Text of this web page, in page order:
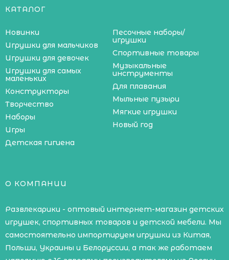
КАТАЛОГ
Новинки
Игрушки для мальчиков
Игрушки для девочек
Игрушки для самых
маленьких
Конструкторы
Творчество
Наборы
Игры
Детская гигиена
Песочные наборы/
игрушки
Спортивные товары
Музыкальные
инструменты
Для плавания
Мыльные пузыри
Мягкие игрушки
Новый год
О КОМПАНИИ
Развлекарики - оптовый интернет-магазин детских
игрушек, спортивных товаров и детской мебели. Мы
самостоятельно импортируем игрушки из Китая,
Польши, Украины и Белоруссии, а так же работаем